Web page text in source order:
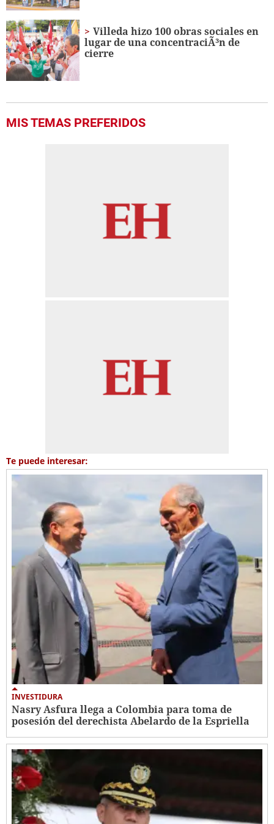
Villeda hizo 100 obras sociales en
lugar de una concentraciÃ³n de
cierre
MIS TEMAS PREFERIDOS
Te puede interesar:
INVESTIDURA
Nasry Asfura llega a Colombia para toma de
posesión del derechista Abelardo de la Espriella